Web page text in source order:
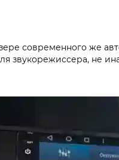
современного же
звукорежиссера, не